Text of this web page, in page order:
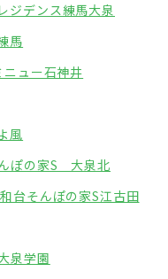
ジデンス練馬大泉
馬
ニュー石神井
風
ぽの家S 大泉北
台そんぽの家S江古田
泉学園